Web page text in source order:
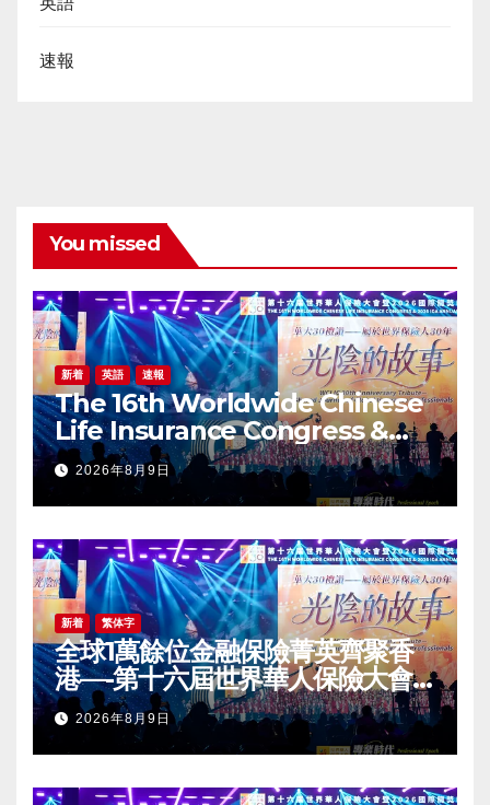
速報
You missed
新着 英語 速報
The 16th Worldwide Chinese
Life Insurance Congress &
2026 International Dragon
Award (IDA) Annual
Conference Grandly Held
2026年8月9日
新着 繁体字
全球1萬餘位金融保險菁英齊聚香
港—-第十六屆世界華人保險大會
暨2026國際龍獎IDA年會盛大舉
辦2026年8月9日